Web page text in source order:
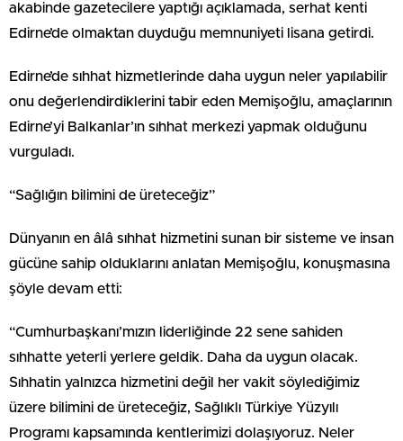
akabinde gazetecilere yaptığı açıklamada, serhat kenti
Edirne’de olmaktan duyduğu memnuniyeti lisana getirdi.
Edirne’de sıhhat hizmetlerinde daha uygun neler yapılabilir
onu değerlendirdiklerini tabir eden Memişoğlu, amaçlarının
Edirne’yi Balkanlar’ın sıhhat merkezi yapmak olduğunu
vurguladı.
“Sağlığın bilimini de üreteceğiz”
Dünyanın en âlâ sıhhat hizmetini sunan bir sisteme ve insan
gücüne sahip olduklarını anlatan Memişoğlu, konuşmasına
şöyle devam etti:
“Cumhurbaşkanı’mızın liderliğinde 22 sene sahiden
sıhhatte yeterli yerlere geldik. Daha da uygun olacak.
Sıhhatin yalnızca hizmetini değil her vakit söylediğimiz
üzere bilimini de üreteceğiz, Sağlıklı Türkiye Yüzyılı
Programı kapsamında kentlerimizi dolaşıyoruz. Neler